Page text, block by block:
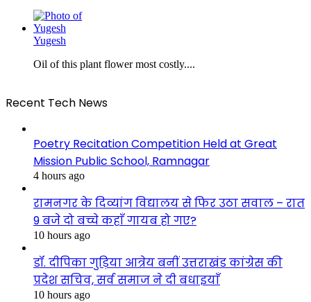
Yugesh
Oil of this plant flower most costly....
Recent Tech News
Poetry Recitation Competition Held at Great
Mission Public School, Ramnagar
4 hours ago
रामनगर के दिव्यांग विद्यालय से फिर उठा सवाल – रात
9 बजे दो बच्चे कहाँ गायब हो गए?
10 hours ago
डॉ. दीपिका गुड़िया आत्रेय बनीं उत्तराखंड कांग्रेस की
प्रदेश सचिव, सर्व समाज ने दी बधाइयाँ
10 hours ago